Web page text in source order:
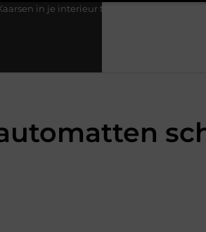
de herfst: Creëer sfeer en design met